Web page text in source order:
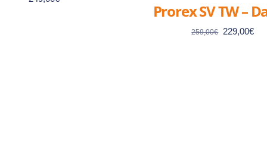
Prorex SV TW –
259,00€
Le
229,00€Le